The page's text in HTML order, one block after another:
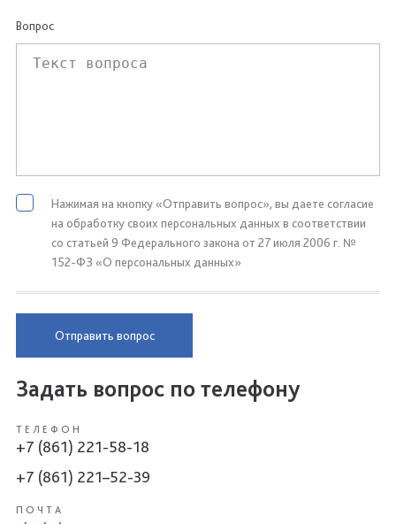
Вопрос
Нажимая на кнопку «Отправить вопрос», вы даете согласие
на обработку своих персональных данных в соответствии
со статьей 9 Федерального закона от 27 июля 2006 г. №
152-ФЗ «О персональных данных»
Отправить вопрос
Задать вопрос по телефону
ТЕЛЕФОН
+7 (861) 221-58-18
+7 (861) 221–52-39
ПОЧТА